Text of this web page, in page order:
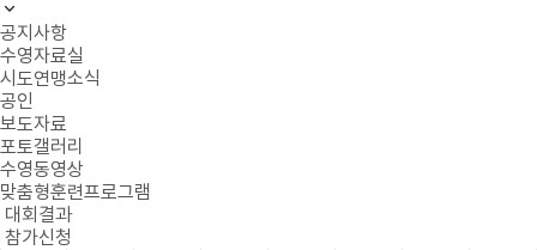
공지사항
수영자료실
시도연맹소식
공인
보도자료
포토갤러리
수영동영상
맞춤형훈련프로그램
대회결과
참가신청